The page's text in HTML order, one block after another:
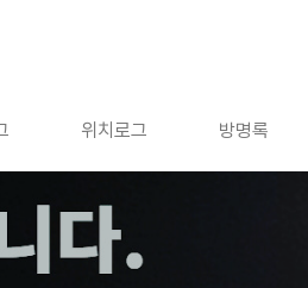
위치로그 방명록